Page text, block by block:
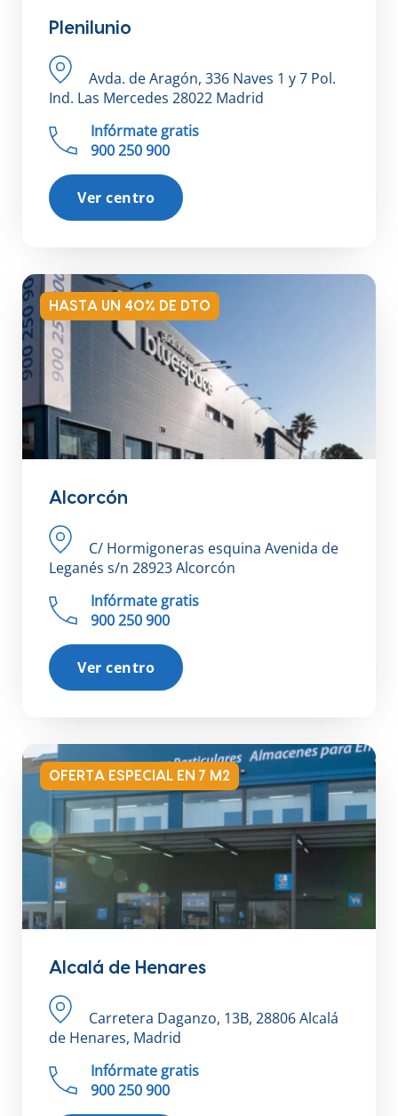
Plenilunio
Avda. de Aragón, 336 Naves 1 y 7 Pol.
Ind. Las Mercedes 28022 Madrid
Infórmate gratis
900 250 900
Ver centro
HASTA UN 40% DE DTO
Alcorcón
C/ Hormigoneras esquina Avenida de
Leganés s/n 28923 Alcorcón
Infórmate gratis
900 250 900
Ver centro
OFERTA ESPECIAL EN 7 M2
Alcalá de Henares
Carretera Daganzo, 13B, 28806 Alcalá
de Henares, Madrid
Infórmate gratis
900 250 900